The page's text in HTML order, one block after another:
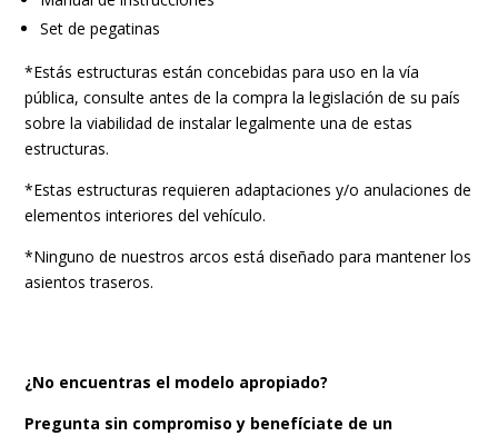
Set de pegatinas
*Estás estructuras están concebidas para uso en la vía
pública, consulte antes de la compra la legislación de su país
sobre la viabilidad de instalar legalmente una de estas
estructuras.
*Estas estructuras requieren adaptaciones y/o anulaciones de
elementos interiores del vehículo.
*Ninguno de nuestros arcos está diseñado para mantener los
asientos traseros.
¿No encuentras el modelo apropiado?
Pregunta sin compromiso y benefíciate de un